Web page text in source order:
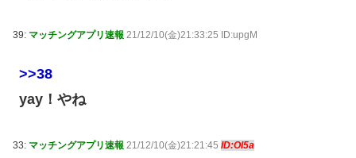
39: マッチングアプリ速報 21/12/10(金)21:33:25 ID:upgM
>>38
yay！やね
33: マッチングアプリ速報 21/12/10(金)21:21:45 ID:Ol5a